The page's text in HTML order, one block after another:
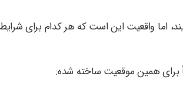
اما واقعیت این است که هر کدام برای
برای همین موقعیت ساخته شده: